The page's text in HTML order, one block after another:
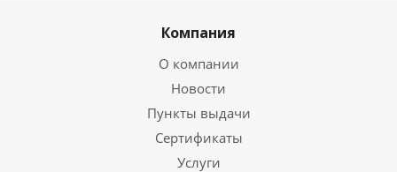
Компания
О компании
Новости
Пункты выдачи
Сертификаты
Услуги